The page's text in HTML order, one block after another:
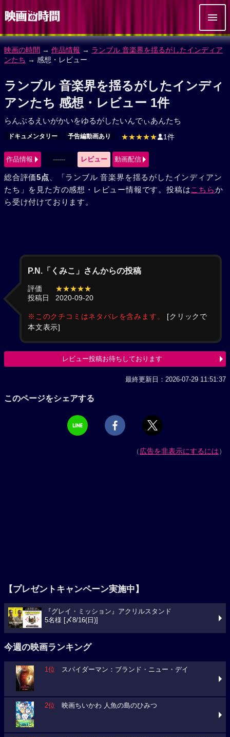
映画の時間 → 作品情報 → ランブル 音楽界を揺るがしたインディア
ンたち → 感想・レビュー
ランブル 音楽界を揺るがしたインディ
アンたち 感想・レビュー 1件
らんぶるえいがかいをゆるがしたいんでぃあんたち
ドキュメンタリー 予告編動画あり ★★★★★ 1件
作品情報 ------ レビュー 動画配信
総合評価5点 、「ランブル 音楽界を揺るがしたインディアン
たち」を見た方の感想・レビュー情報です。投稿はこちらか
ら受け付けております。
P.N.「くみこ」さんからの投稿
評価
★★★★★
投稿日
2020-09-20
※このクチコミはネタバレを含みます。
[クリックで
本文表示]
レビュー投稿お待ちしております
最終更新日：2026-07-29 11:51:37
このページをシェアする
（広告を非表示にするには）
【プレゼントキャンペーン実施中】
『グレイ・ミッション』アクリルスタンド
5名様 [〆8/16(日)]
今週の映画ランキング
1位 スパイダーマン：ブランド・ニュー・デイ
2位 映画ちいかわ 人魚の島のひみつ